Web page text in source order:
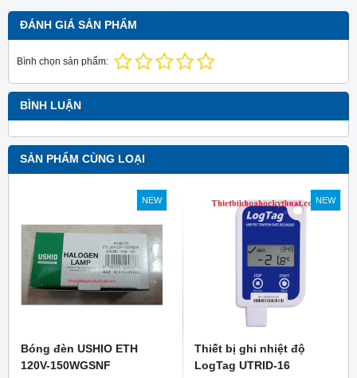
ĐÁNH GIÁ SẢN PHẨM
Bình chọn sản phẩm:
BÌNH LUẬN
SẢN PHẨM CÙNG LOẠI
NEW
Bóng đèn USHIO ETH
120V-150WGSNF
NEW
Thiết bị ghi nhiệt độ
LogTag UTRID-16